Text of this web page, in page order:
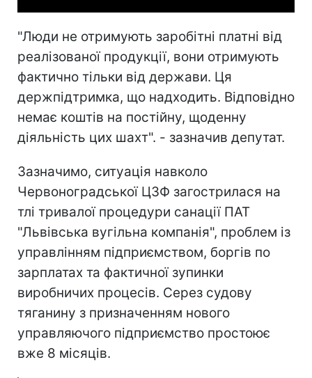
"Люди не отримують заробітні платні від
реалізованої продукції, вони отримують
фактично тільки від держави. Ця
держпідтримка, що надходить. Відповідно
немає коштів на постійну, щоденну
діяльність цих шахт". - зазначив депутат.
Зазначимо, ситуація навколо
Червоноградської ЦЗФ загострилася на
тлі тривалої процедури санації ПАТ
"Львівська вугільна компанія", проблем із
управлінням підприємством, боргів по
зарплатах та фактичної зупинки
виробничих процесів. Серез судову
тяганину з призначенням нового
управляючого підприємство простоює
вже 8 місяців.